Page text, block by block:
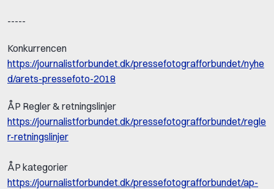
-----
Konkurrencen
https://journalistforbundet.dk/pressefotografforbundet/nyhe
d/arets-pressefoto-2018
ÅP Regler & retningslinjer
https://journalistforbundet.dk/pressefotografforbundet/regle
r-retningslinjer
ÅP kategorier
https://journalistforbundet.dk/pressefotografforbundet/ap-